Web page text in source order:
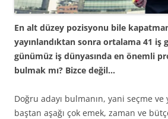
En alt düzey pozisyonu bile
yayınlandıktan sonra ortalama 41 iş
günümüz iş dünyasında en önemli
bulmak mı? Bizce değil…
Doğru adayı bulmanın, yani seçme
baştan aşağı çok emek, zaman ve